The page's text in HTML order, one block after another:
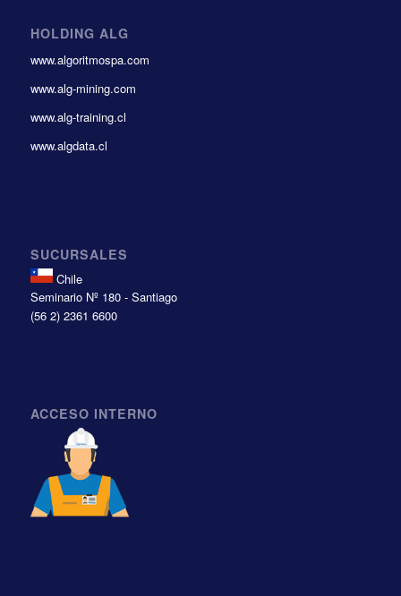
HOLDING ALG
www.algoritmospa.com
www.alg-mining.com
www.alg-training.cl
www.algdata.cl
SUCURSALES
Chile
Seminario Nº 180 - Santiago
(56 2) 2361 6600
ACCESO INTERNO